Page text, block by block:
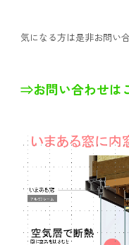
気になる方は是非お問い
⇒お問い合わせは